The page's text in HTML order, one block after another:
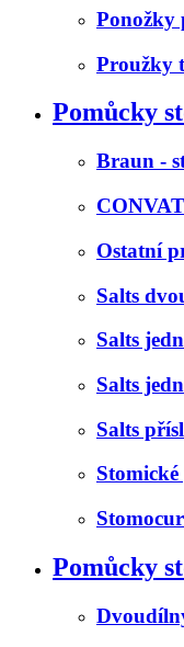
Ponožky
Proužky
Pomůcky
Braun -
Ostatní
Salts
Salts
Salts
Salts
Stomické
Pomůcky